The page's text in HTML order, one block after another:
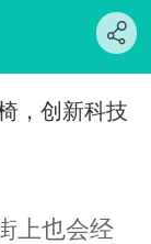
，创新科技
上也会经